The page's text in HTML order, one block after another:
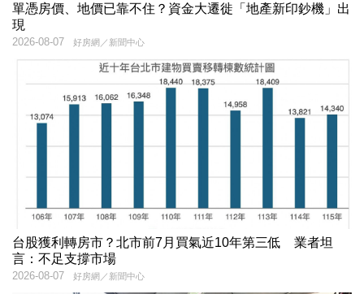
單憑房價、地價已靠不住？資金大遷徙「地產新印鈔機」出
現
好房網／新聞中心
2026-08-07
台股獲利轉房市？北市前7月買氣近10年第三低 業者坦
言：不足支撐市場
好房網／新聞中心
2026-08-07